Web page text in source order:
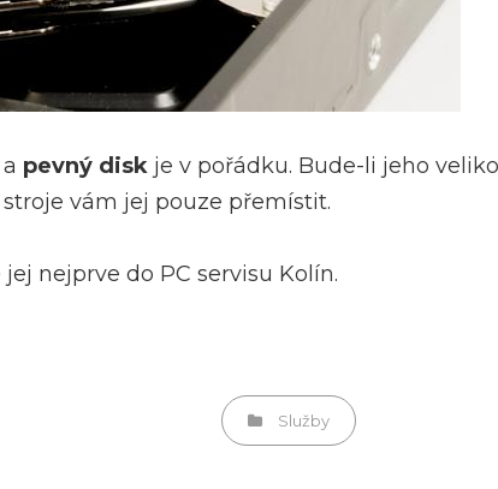
pevný disk je v pořádku. Bude-li jeho
vám jej pouze přemístit.
nejprve do PC servisu Kolín.
Categories
Služby